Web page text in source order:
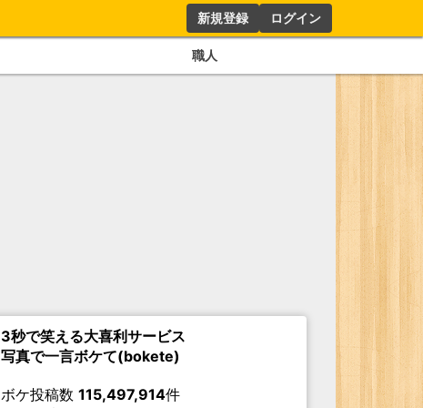
新規登録 ログイン
職人
3秒で笑える大喜利サービス
写真で一言ボケて(bokete)
ボケ投稿数 115,497,914件